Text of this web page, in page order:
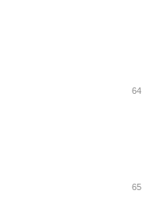
64
65